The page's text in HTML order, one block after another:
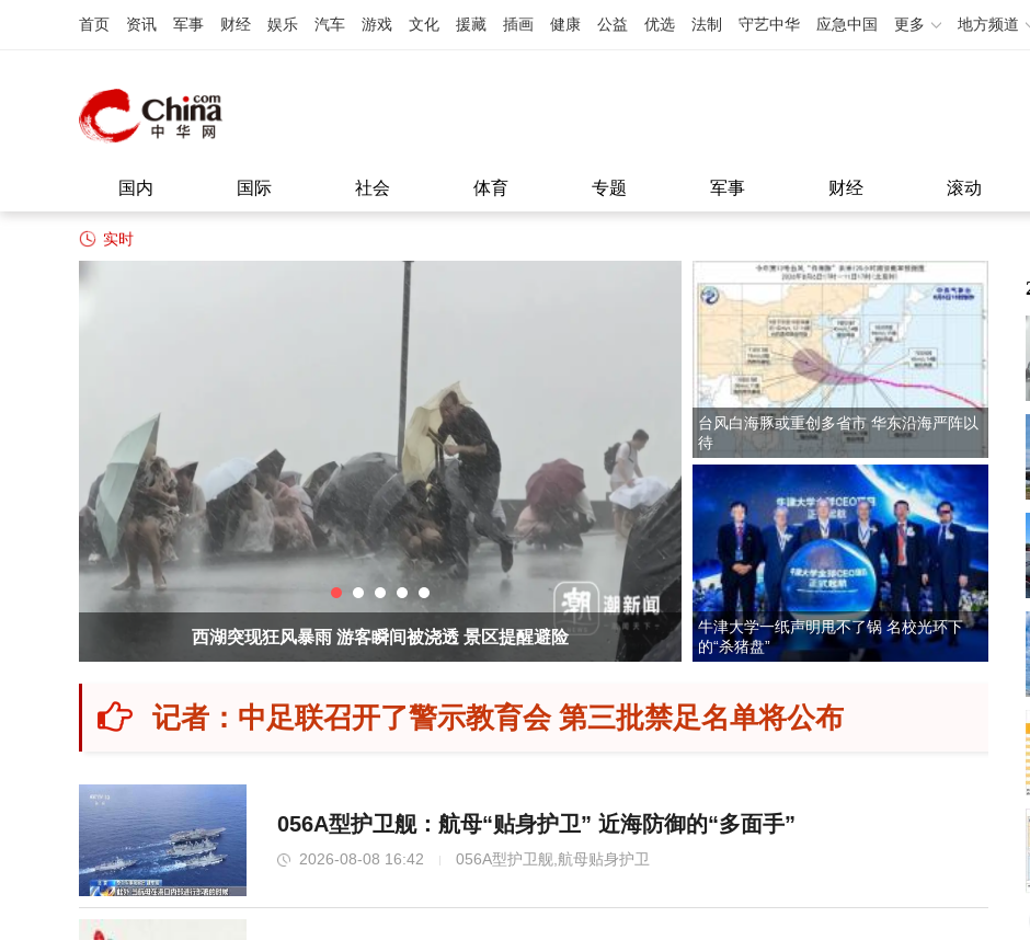
首页 资讯 军事 财经 娱乐 汽车 游戏 文化 援藏 插画 健康 公益 优选 法制 守艺中华 应急中国 更多 地方频道
国内 国际 社会 体育 专题 军事 财经 滚动
实时
瞬间被浇透 景区提醒避险 “六爷”挂一颗出场 威慑巡航主角
台风白海豚或重创多省市 华东沿海严阵以
待
牛津大学一纸声明甩不了锅 名校光环下
的“杀猪盘”
记者：中足联召开了警示教育会 第三批禁足名单将公布
056A型护卫舰：航母“贴身护卫” 近海防御的“多面手”
2026-08-08 16:42 056A型护卫舰,航母贴身护卫